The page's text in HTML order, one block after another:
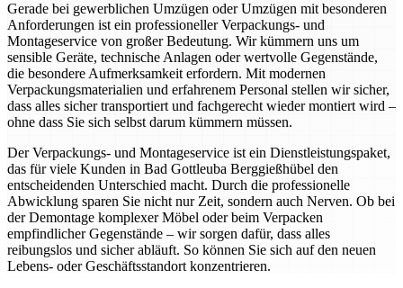
Gerade bei gewerblichen Umzügen oder Umzügen mit besonderen
Anforderungen ist ein professioneller Verpackungs- und
Montageservice von großer Bedeutung. Wir kümmern uns um
sensible Geräte, technische Anlagen oder wertvolle Gegenstände,
die besondere Aufmerksamkeit erfordern. Mit modernen
Verpackungsmaterialien und erfahrenem Personal stellen wir sicher,
dass alles sicher transportiert und fachgerecht wieder montiert wird –
ohne dass Sie sich selbst darum kümmern müssen.
Der Verpackungs- und Montageservice ist ein Dienstleistungspaket,
das für viele Kunden in Bad Gottleuba Berggießhübel den
entscheidenden Unterschied macht. Durch die professionelle
Abwicklung sparen Sie nicht nur Zeit, sondern auch Nerven. Ob bei
der Demontage komplexer Möbel oder beim Verpacken
empfindlicher Gegenstände – wir sorgen dafür, dass alles
reibungslos und sicher abläuft. So können Sie sich auf den neuen
Lebens- oder Geschäftsstandort konzentrieren.